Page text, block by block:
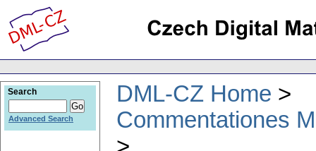
DML-CZ Home
Commentationes
Search
Advanced Search